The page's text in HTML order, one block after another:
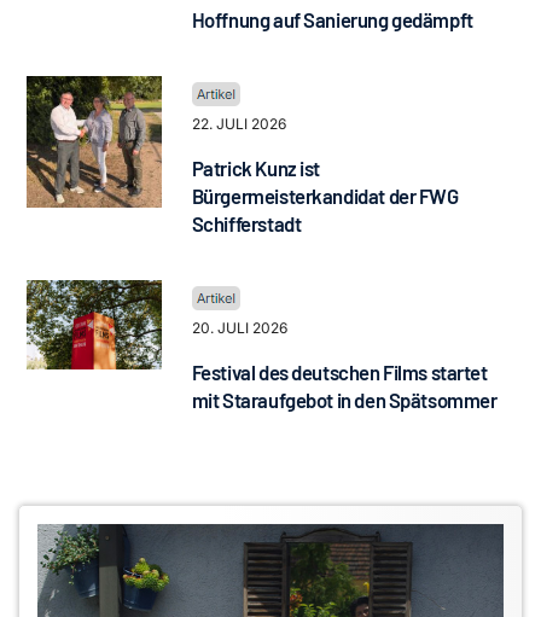
Hoffnung auf Sanierung gedämpft
22. JULI 2026
Patrick Kunz ist
Bürgermeisterkandidat der FWG
Schifferstadt
20. JULI 2026
Festival des deutschen Films startet
mit Staraufgebot in den Spätsommer